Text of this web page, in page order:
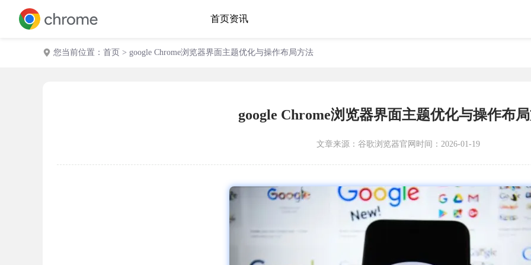
首页资讯
您当前位置： 首页 > google Chrome浏览器界面主题优化与操作布局方法
google Chrome浏览器界面主题优化与操作布
文章来源： 谷歌浏览器官网 时间：2026-01-19